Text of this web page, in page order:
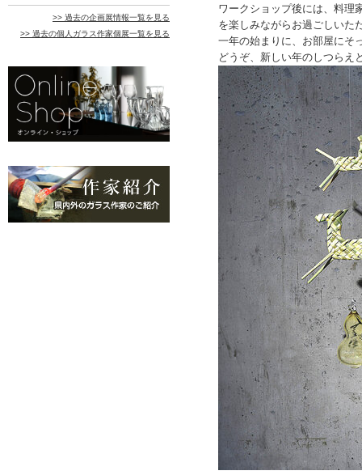
ワークショップ後には、料理
を楽しみながらお過ごしいた
一年の始まりに、お部屋にそ
どうぞ、新しい年のしつらえ
>> 過去の企画展情報一覧を見る
>> 過去の個人ガラス作家個展一覧を見る